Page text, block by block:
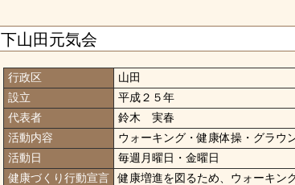
下山田元気会
行政区
山田
設立
平成２５年
代表者
鈴木 実春
活動内容
ウォーキング・健康体操・グラウ
活動日
毎週月曜日・金曜日
健康づくり行動宣言
健康増進を図るため、ウォーキン